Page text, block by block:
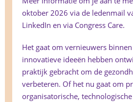
oktober 2026 via de ledenmail
LinkedIn en via Congress Care.
Het gaat om vernieuwers
innovatieve ideeën hebben
praktijk gebracht om de
verbeteren. Of het nu gaat om
organisatorische,